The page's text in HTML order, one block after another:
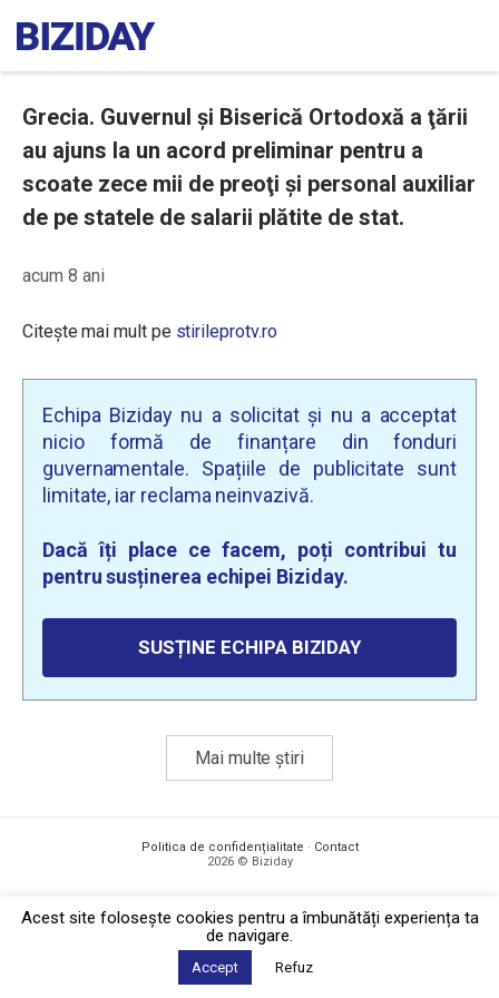
Grecia. Guvernul şi Biserică Ortodoxă a ţării
au ajuns la un acord preliminar pentru a
scoate zece mii de preoţi şi personal auxiliar
de pe statele de salarii plătite de stat.
acum 8 ani
Citește mai mult pe stirileprotv.ro
Echipa Biziday nu a solicitat și nu a acceptat
nicio formă de finanțare din fonduri
guvernamentale. Spațiile de publicitate sunt
limitate, iar reclama neinvazivă.
Dacă îți place ce facem, poți contribui tu
pentru susținerea echipei Biziday.
SUSȚINE ECHIPA BIZIDAY
Mai multe știri
Politica de confidențialitate · Contact
2026 © Biziday
Acest site foloseşte cookies pentru a îmbunătăți experiența ta
de navigare.
Accept Refuz